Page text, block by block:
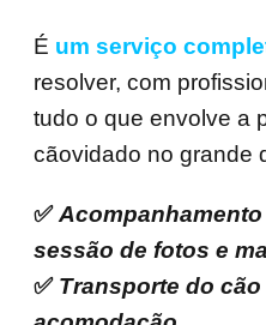
É um serviço
resolver, com
tudo o que envolve a
cãovidado no grande
✅
sessão de fotos e
✅ Transporte do